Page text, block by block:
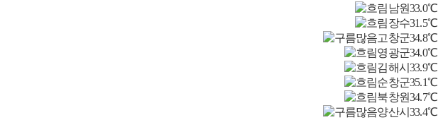
남원33.0℃
장수31.5℃
고창군34.8℃
영광군34.0℃
김해시 33.9℃
순창군35.1℃
북창원34.7℃
양산시 33.4℃